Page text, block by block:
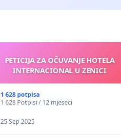
PETICIJA ZA OČUVANJE HOTELA
INTERNACIONAL U ZENICI
1 628 potpisa
1 628 Potpisi / 12 mjeseci
25 Sep 2025